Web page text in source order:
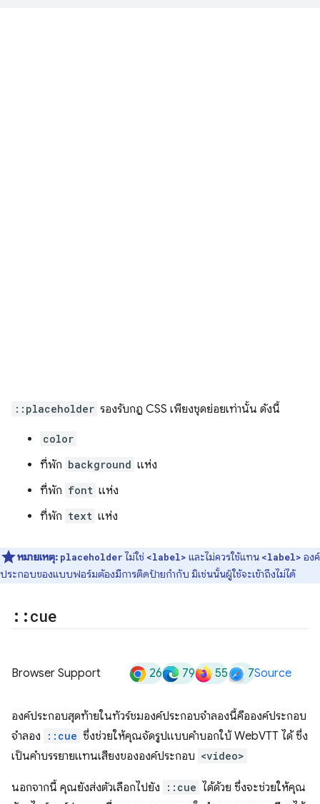
::placeholder รองรับกฎ CSS เพียงชุดย่อยเท่านั้น ดังนี้
color
ที่พัก background แห่ง
ที่พัก font แห่ง
ที่พัก text แห่ง
หมายเหตุ: placeholder ไม่ใช่ <label> และไม่ควรใช้แทน <label> องค์
ประกอบของแบบฟอร์มต้องมีการติดป้ายกำกับ มิเช่นนั้นผู้ใช้จะเข้าถึงไม่ได้
::cue
Browser Support 26 79 55 7Source
องค์ประกอบสุดท้ายในทัวร์ชมองค์ประกอบจำลองนี้คือองค์ประกอบ
จำลอง
::cue ซึ่งช่วยให้คุณจัดรูปแบบคำบอกใบ้ WebVTT ได้ ซึ่ง
เป็นคำบรรยายแทนเสียงขององค์ประกอบ <video>
นอกจากนี้ คุณยังส่งตัวเลือกไปยัง ::cue ได้ด้วย ซึ่งจะช่วยให้คุณ